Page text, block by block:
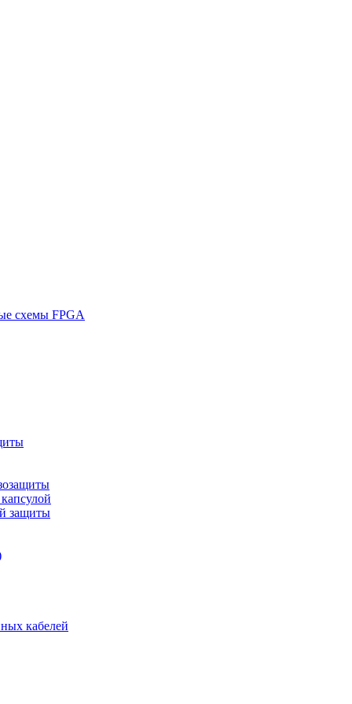
схемы FPGA
защиты
кабелей